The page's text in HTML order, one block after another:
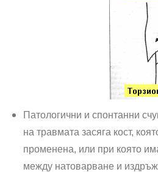
Патологични и спонтанни
на травмата засяга кост,
променена, или при която
между натоварване и